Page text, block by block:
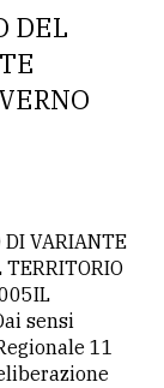
DEL
DI VARIANTE
TERRITORIO
sensi
11